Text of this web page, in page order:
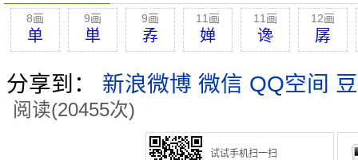
8画
单
9画
単
9画
孨
11画
婵
11画
谗
12画
孱
分享到： 新浪微博 微信 QQ空间
阅读(20455次)
试试手机扫一扫